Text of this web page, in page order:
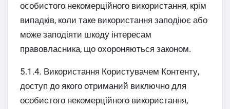
особистого некомерційного використання, крім
випадків, коли таке використання заподіює або
може заподіяти шкоду інтересам
правовласника, що охороняються законом.
5.1.4. Використання Користувачем Контенту,
доступ до якого отриманий виключно для
особистого некомерційного використання,